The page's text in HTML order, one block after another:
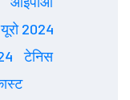
यूरो 2024
टेनिस